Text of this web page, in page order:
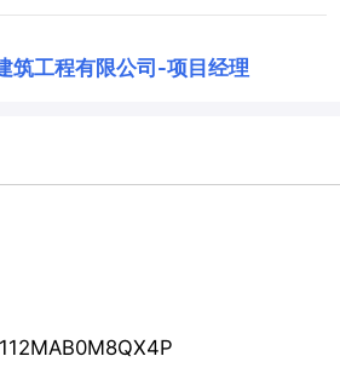
筑工程有限公司-项目经理